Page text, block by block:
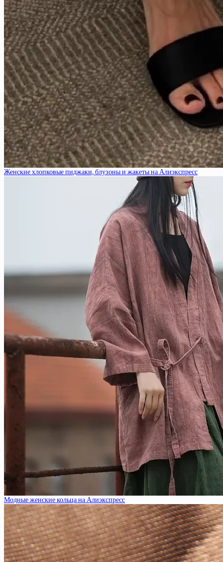
Женские хлопковые пиджаки, блузоны и жакеты на Алиэкспресс
Модные женские кольца на Алиэкспресс